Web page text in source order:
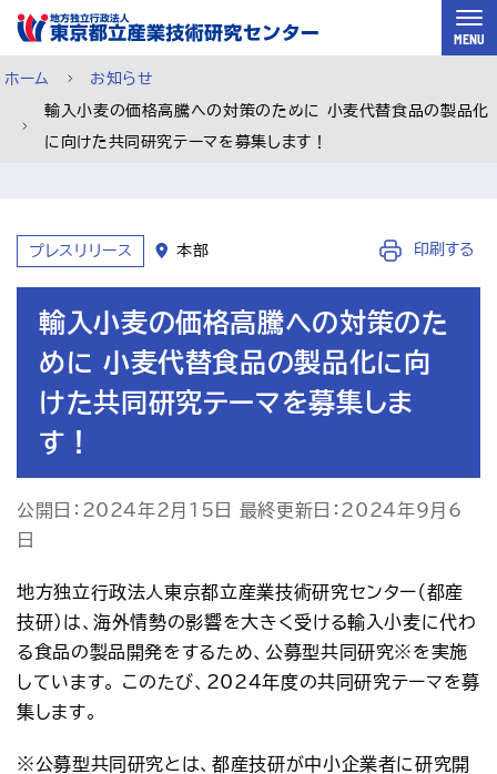
スキップして本文へ
MENU
チャットで相談
アクセス お問い合わせ
ホーム お知らせ
輸入小麦の価格高騰への対策のために 小麦代替食品の製品化
に向けた共同研究テーマを募集します！
プレスリリース 本部 印刷する
輸入小麦の価格高騰への対策のた
めに 小麦代替食品の製品化に向
けた共同研究テーマを募集しま
す！
公開日：2024年2月15日 最終更新日：2024年9月6
日
地方独立行政法人東京都立産業技術研究センター（都産
技研）は、海外情勢の影響を大きく受ける輸入小麦に代わ
る食品の製品開発をするため、公募型共同研究※を実施
しています。 このたび、2024年度の共同研究テーマを募
集します。
※公募型共同研究とは、都産技研が中小企業者に研究開